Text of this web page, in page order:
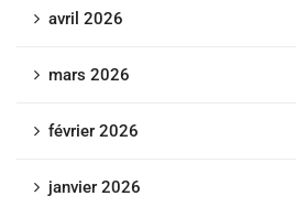
avril 2026
mars 2026
février 2026
janvier 2026